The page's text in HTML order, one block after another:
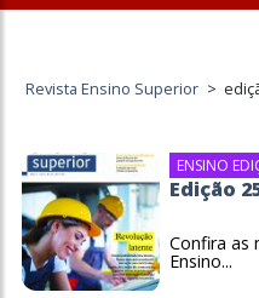
Revista Ensino Superior >
ENSINO
Edição
Confira as
Ensino...